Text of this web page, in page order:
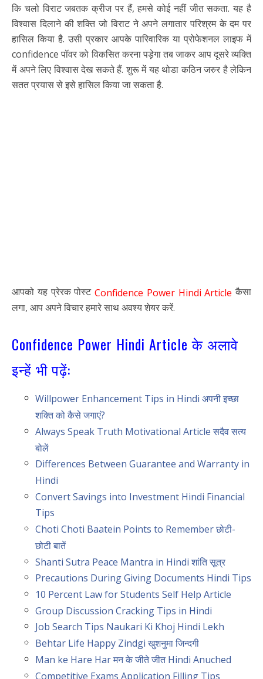
कि चलो विराट जबतक क्रीज पर हैं, हमसे कोई नहीं जीत सकता. यह है
विश्वास दिलाने की शक्ति जो विराट ने अपने लगातार परिश्रम के दम पर
हासिल किया है. उसी प्रकार आपके पारिवारिक या प्रोफेशनल लाइफ में
confidence पॉवर को विकसित करना पड़ेगा तब जाकर आप दूसरे व्यक्ति
में अपने लिए विश्वास देख सकते हैं. शुरू में यह थोडा कठिन जरुर है लेकिन
सतत प्रयास से इसे हासिल किया जा सकता है.
आपको यह प्रेरक पोस्ट Confidence Power Hindi Article कैसा
लगा, आप अपने विचार हमारे साथ अवश्य शेयर करें.
Confidence Power Hindi Article के अलावे
इन्हें भी पढ़ें:
Willpower Enhancement Tips in Hindi अपनी इच्छा
शक्ति को कैसे जगाएं?
Always Speak Truth Motivational Article सदैव सत्य
बोलें
Differences Between Guarantee and Warranty in
Hindi
Convert Savings into Investment Hindi Financial
Tips
Choti Choti Baatein Points to Remember छोटी-
छोटी बातें
Shanti Sutra Peace Mantra in Hindi शांति सूत्र
Precautions During Giving Documents Hindi Tips
10 Percent Law for Students Self Help Article
Group Discussion Cracking Tips in Hindi
Job Search Tips Naukari Ki Khoj Hindi Lekh
Behtar Life Happy Zindgi खुशनुमा जिन्दगी
Man ke Hare Har मन के जीते जीत Hindi Anuched
Competitive Exams Application Filling Tips